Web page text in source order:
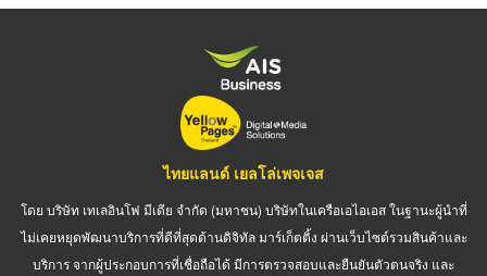
ไทยแลนด์ เยลโล่เพจเจส
โดย บริษัท เทเลอินโฟ มีเดีย จำกัด (มหาชน) บริษัทในเครือเอไอเอส ในฐานะผู้นำที่
ไม่เคยหยุดพัฒนาบริการที่ดีที่สุดด้านดิจิทัล มาร์เก็ตติ้ง ผ่านเว็บไซต์รวมสินค้าและ
บริการ จากผู้ประกอบการที่เชื่อถือได้ มีการตรวจสอบและยืนยันตัวตนจริง และ